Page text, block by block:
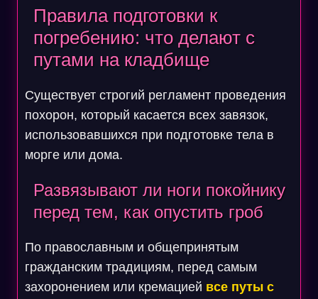
Правила подготовки к
погребению: что делают с
путами на кладбище
Существует строгий регламент проведения
похорон, который касается всех завязок,
использовавшихся при подготовке тела в
морге или дома.
Развязывают ли ноги покойнику
перед тем, как опустить гроб
По православным и общепринятым
гражданским традициям, перед самым
захоронением или кремацией все путы с